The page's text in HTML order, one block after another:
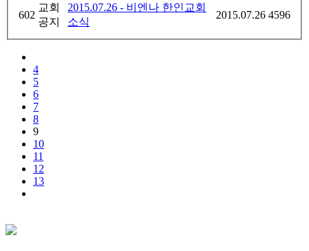
602
교회
공지
2015.07.26 - 비엔나 한인교회
소식
2015.07.26 4596
4
5
6
7
8
9
10
11
12
13